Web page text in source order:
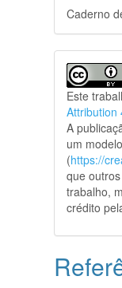
Caderno
Este
Attribution
A
um
(https://
que
trabalho,
crédito